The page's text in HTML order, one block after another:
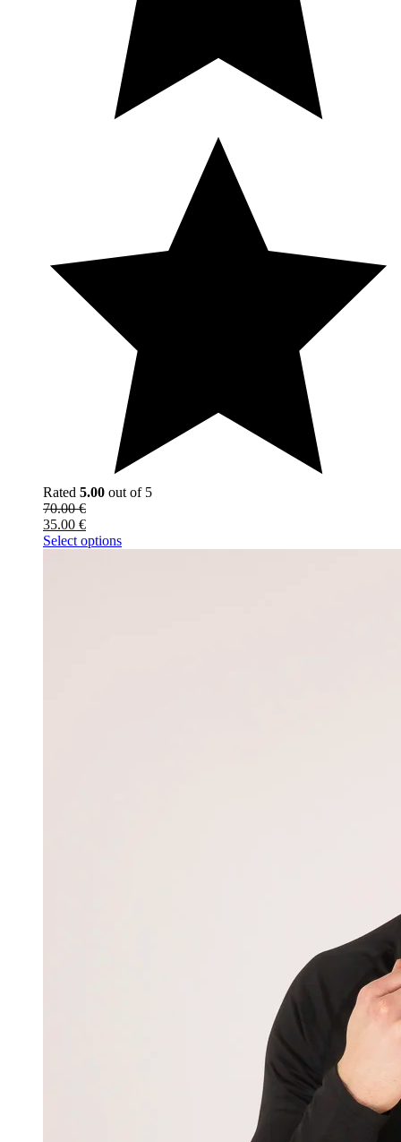
Rated 5.00 out of 5
70.00€
35.00 €
Select options